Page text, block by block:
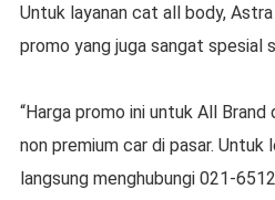
Untuk layanan cat all body,
promo yang juga sangat spesial
“Harga promo ini untuk All
non premium car di pasar. Untuk
langsung menghubungi 021-